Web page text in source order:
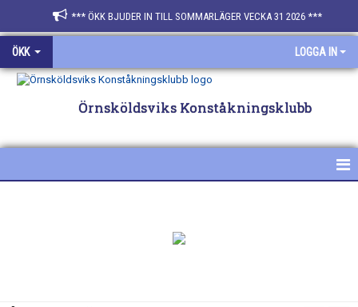
*** ÖKK BJUDER IN TILL SOMMARLÄGER VECKA 31 2026 ***
ÖKK LOGGA IN
Örnsköldsviks Konståkningsklubb